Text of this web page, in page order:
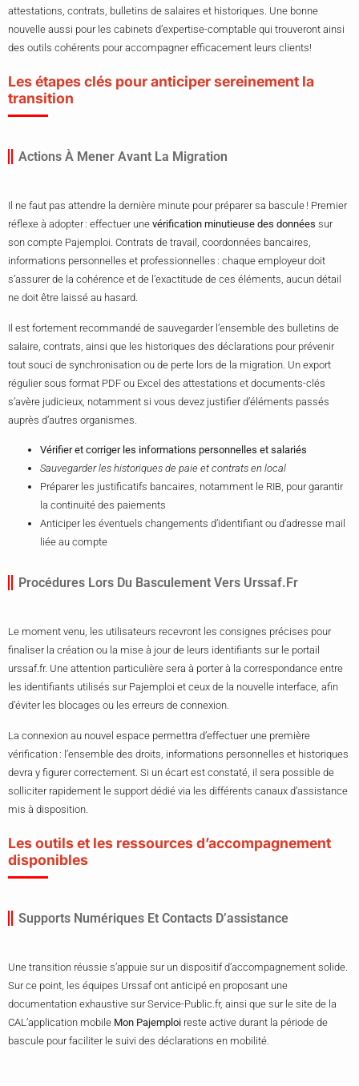
attestations, contrats, bulletins de salaires et historiques. Une bonne
nouvelle aussi pour les cabinets d’expertise-comptable qui trouveront ainsi
des outils cohérents pour accompagner efficacement leurs clients!
Les étapes clés pour anticiper sereinement la
transition
Actions À Mener Avant La Migration
Il ne faut pas attendre la dernière minute pour préparer sa bascule ! Premier
réflexe à adopter : effectuer une vérification minutieuse des données sur
son compte Pajemploi. Contrats de travail, coordonnées bancaires,
informations personnelles et professionnelles : chaque employeur doit
s’assurer de la cohérence et de l’exactitude de ces éléments, aucun détail
ne doit être laissé au hasard.
Il est fortement recommandé de sauvegarder l’ensemble des bulletins de
salaire, contrats, ainsi que les historiques des déclarations pour prévenir
tout souci de synchronisation ou de perte lors de la migration. Un export
régulier sous format PDF ou Excel des attestations et documents-clés
s’avère judicieux, notamment si vous devez justifier d’éléments passés
auprès d’autres organismes.
Vérifier et corriger les informations personnelles et salariés
Sauvegarder les historiques de paie et contrats en local
Préparer les justificatifs bancaires, notamment le RIB, pour garantir
la continuité des paiements
Anticiper les éventuels changements d’identifiant ou d’adresse mail
liée au compte
Procédures Lors Du Basculement Vers Urssaf.fr
Le moment venu, les utilisateurs recevront les consignes précises pour
finaliser la création ou la mise à jour de leurs identifiants sur le portail
urssaf.fr. Une attention particulière sera à porter à la correspondance entre
les identifiants utilisés sur Pajemploi et ceux de la nouvelle interface, afin
d’éviter les blocages ou les erreurs de connexion.
La connexion au nouvel espace permettra d’effectuer une première
vérification : l’ensemble des droits, informations personnelles et historiques
devra y figurer correctement. Si un écart est constaté, il sera possible de
solliciter rapidement le support dédié via les différents canaux d’assistance
mis à disposition.
Les outils et les ressources d’accompagnement
disponibles
Supports Numériques Et Contacts D’assistance
Une transition réussie s’appuie sur un dispositif d’accompagnement solide.
Sur ce point, les équipes Urssaf ont anticipé en proposant une
documentation exhaustive sur Service-Public.fr, ainsi que sur le site de la
CAL’application mobile Mon Pajemploi reste active durant la période de
bascule pour faciliter le suivi des déclarations en mobilité.